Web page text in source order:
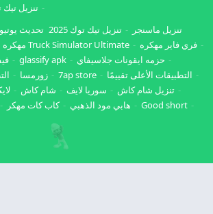
تنزيل ماسنجر تنزيل تيك توك 2025
تنزيل
تحديث يوتيوب
فري فاير مهكره
Truck Simulator Ultimate مهكره
حزمه ايقونات جلاسيفاي
glassify apk
التطبيقات الأعلى تقييمًا
7ap store زورمسا
تنزيل شام كاش
سوريا لايف شام كاش
Good short
هابي مود الذهبي كاب كات مهكر